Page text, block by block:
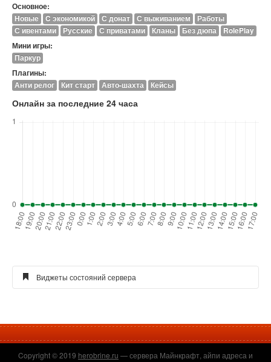
Основное:
Новые C экономикой С донат С выживанием
Работы
С ивентами
Русские С приватами Кланы Без дюпа RolePlay
Мини игры:
Паркур
Плагины:
Анти релог Кит старт Авто-шахта Кейсы
Онлайн за последние 24 часа
Виджеты состояний сервера
Copyright © 2019 herobrine.ru — сервера Майнкрафт, айпи адреса и